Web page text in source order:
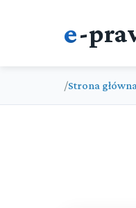
e-
/Strona główna